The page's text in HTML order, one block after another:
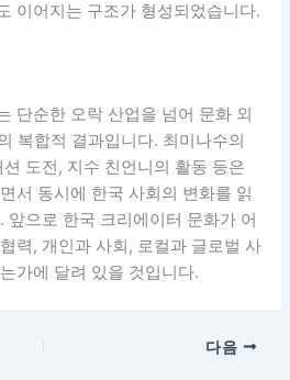
이어지는 구조가 형성되었습니다.
단순한 오락 산업을 넘어 문화 외
복합적 결과입니다. 최미나수의
도전, 지수 친언니의 활동 등은
서 동시에 한국 사회의 변화를 읽
앞으로 한국 크리에이터 문화가 어
력, 개인과 사회, 로컬과 글로벌 사
가에 달려 있을 것입니다.
다음